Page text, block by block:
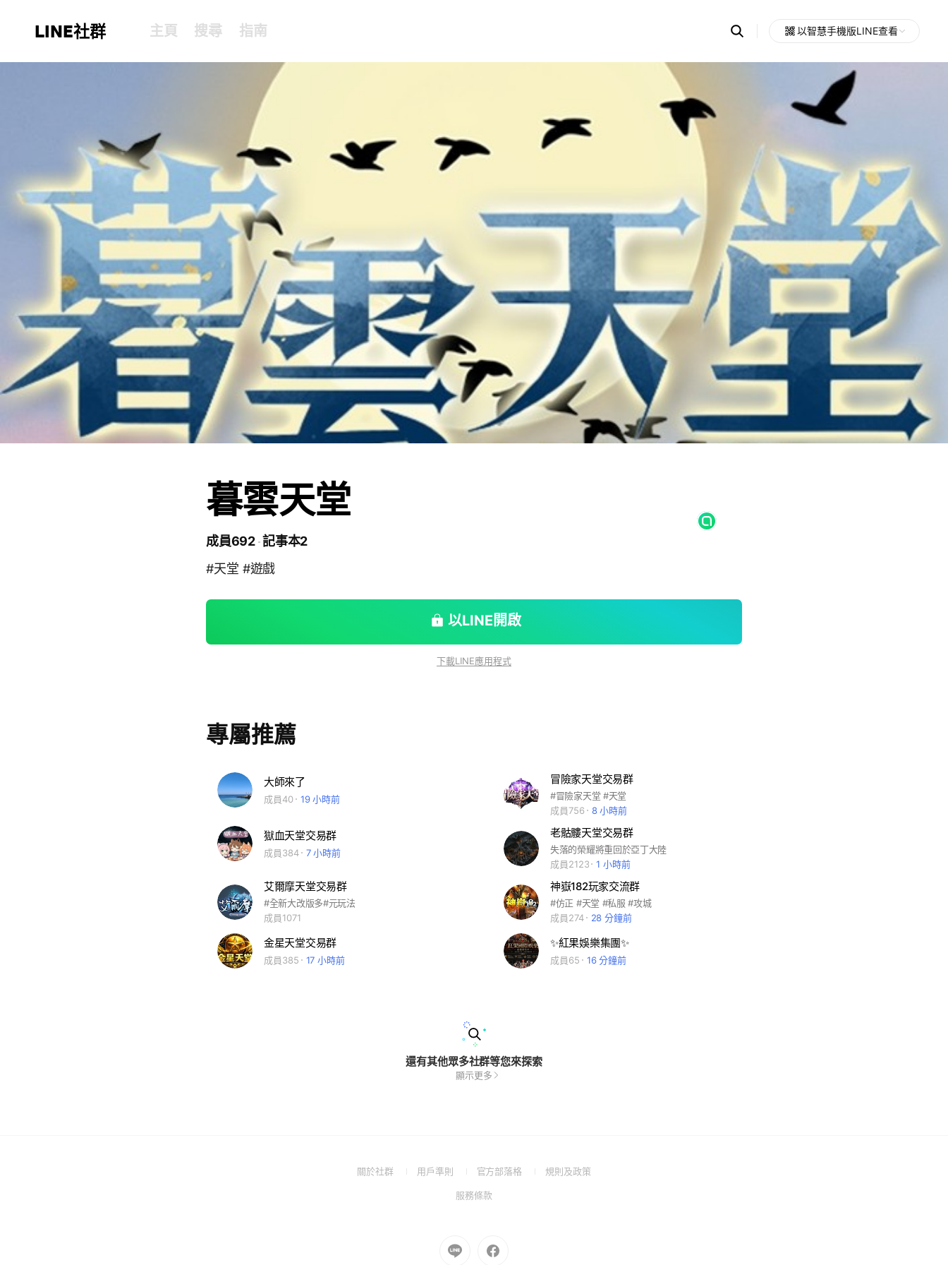
LINE社群 主頁 搜尋 指南 Search
OpenChats
messages
search
以智慧手機版LINE查看
暮雲天堂
成員692 記事本2
#天堂 #遊戲
以LINE開啟
下載LINE應用程式
專屬推薦
大師來了
成員40 19 小時前
冒險家天堂交易群
#冒險家天堂 #天堂
成員756
8 小時前
獄血天堂交易群
成員384 7 小時前
老骷髏天堂交易群
失落的榮耀將重回於亞丁大陸
成員2123
1 小時前
艾爾摩天堂交易群
#全新大改版多#元玩法
成員1071
神嶽182玩家交流群
#仿正 #天堂 #私服 #攻城
成員274
28 分鐘前
金星天堂交易群
成員385 17 小時前
✨紅果娛樂集團✨
成員65 16 分鐘前
還有其他眾多社群等您來探索
顯示更多
關於社群
(Open用戶準則
(Open
a
官方部落格
(Open規則及政策(Open
服務條款(Open
window)
Go
to
Go
to